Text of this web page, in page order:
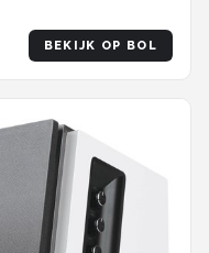
BEKIJK OP BOL